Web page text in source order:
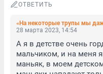
ОТВЕТИТЬ
28 марта 2023, 14:54
А я в детстве очень
мальчиком, и на меня
маньяк, в моем